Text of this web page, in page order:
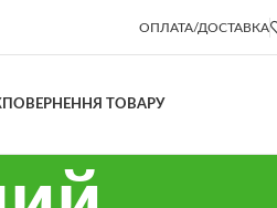
ОПЛАТА/ДОСТАВКА
ПОВЕРНЕННЯ ТОВАРУ